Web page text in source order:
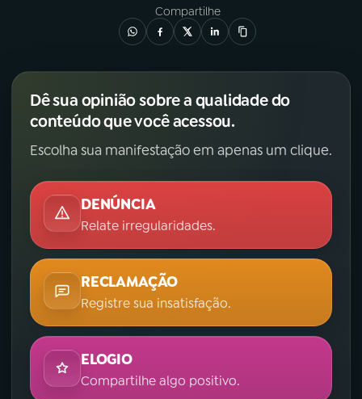
Compartilhe
Dê sua opinião sobre a qualidade do
conteúdo que você acessou.
Escolha sua manifestação em apenas um clique.
DENÚNCIA
Relate irregularidades.
RECLAMAÇÃO
Registre sua insatisfação.
ELOGIO
Compartilhe algo positivo.